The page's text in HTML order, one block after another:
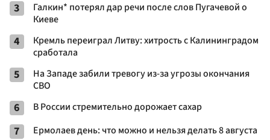
3
Галкин* потерял дар речи после слов Пугачевой о
Киеве
4
Кремль переиграл Литву: хитрость с Калининградом
сработала
5
На Западе забили тревогу из-за угрозы окончания
СВО
6 В России стремительно дорожает сахар
7 Ермолаев день: что можно и нельзя делать 8 августа